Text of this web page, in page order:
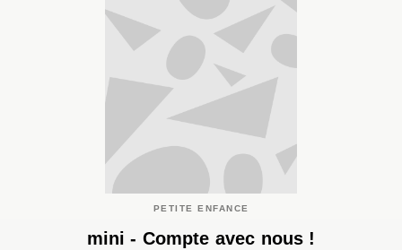
PETITE ENFANCE
mini - Compte avec nous !